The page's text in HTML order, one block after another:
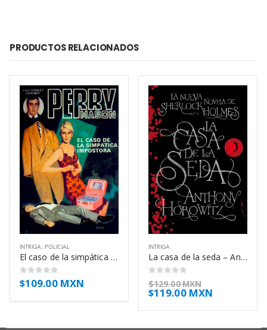
PRODUCTOS RELACIONADOS
INTRIGA, POLICIAL
El caso de la simpática impostora – Erle Stanley Gardner
0out of 5
$109.00 MXN
INTRIGA
La casa de la seda – Anthony Horowitz
0out of 5
$129.00 MXN
$119.00 MXN